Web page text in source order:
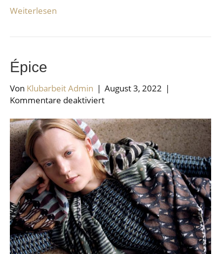
Weiterlesen
Épice
Von Klubarbeit Admin | August 3, 2022 |
Kommentare deaktiviertfür